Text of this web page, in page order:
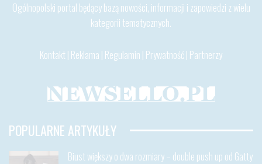
Ogólnopolski portal będący bazą nowości, informacji i zapowiedzi z wielu
kategorii tematycznych.
Kontakt | Reklama | Regulamin | Prywatność| Partnerzy
POPULARNE ARTYKUŁY
Biust większy o dwa rozmiary – double push up od Gatty